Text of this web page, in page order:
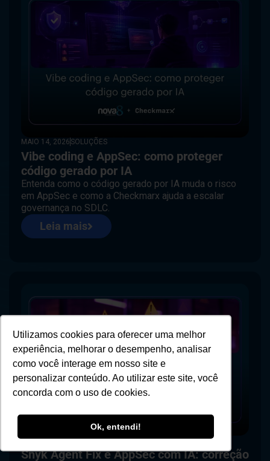
Utilizamos cookies para oferecer uma melhor
experiência, melhorar o desempenho, analisar
como você interage em nosso site e
personalizar conteúdo. Ao utilizar este site, você
concorda com o uso de cookies.
Ok, entendi!
MAIO 14, 2026 SOLUÇÕES
Vibe coding e AppSec: como proteger
código gerado por IA
Entenda como o código gerado por IA muda o risco
em AppSec e como a Checkmarx ajuda a escalar
governança no SDLC.
Leia mais
MAIO 14, 2026SOLUÇÕES
Snyk Agent Fix e AppSec com IA: correção